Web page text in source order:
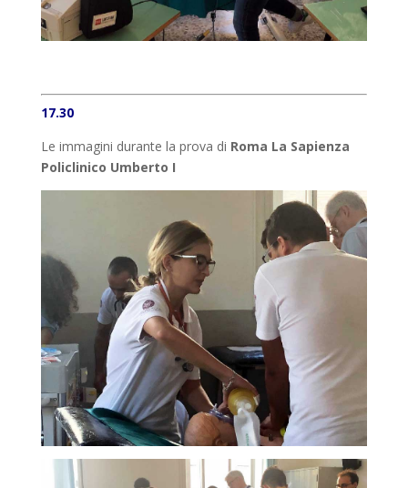
17.30
Le immagini durante la prova di Roma La Sapienza
Policlinico Umberto I